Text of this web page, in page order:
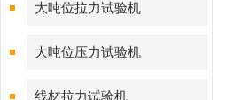
大吨位拉力试验机
大吨位压力试验机
线材拉力试验机